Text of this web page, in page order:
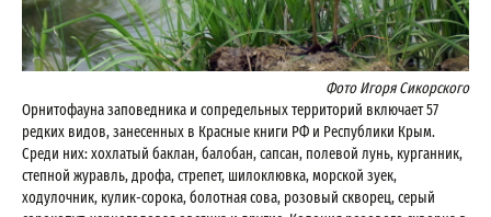
Фото Игоря Сикорского
Орнитoфауна заповедника и сопредельных территорий включает 57
редких видов, занесенных в Красные книги РФ и Республики Крым.
Среди них: хохлатый баклан, балoбан, сапсан, полевой лунь, курганник,
степной журавль, дрoфа, стрепет, шилоклювка, морской зуек,
ходулочник, кулик-сорока, болотная сова, розовый скворец, серый